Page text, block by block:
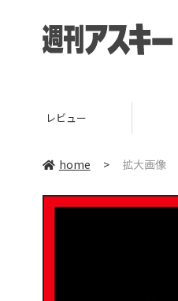
レビュー
home > 拡大画像